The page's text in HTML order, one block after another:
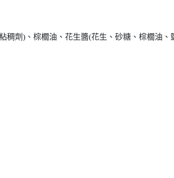
稠劑)、棕櫚油、花生醬(花生、砂糖、棕櫚油